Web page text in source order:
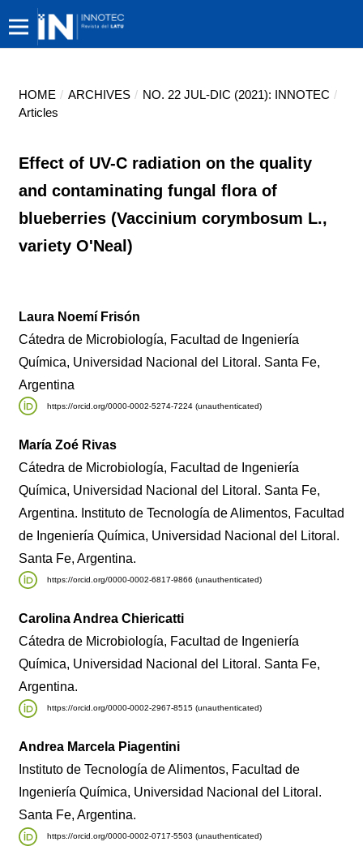
HOME / ARCHIVES / NO. 22 JUL-DIC (2021): INNOTEC /
Articles
Effect of UV-C radiation on the quality
and contaminating fungal flora of
blueberries (Vaccinium corymbosum L.,
variety O'Neal)
Laura Noemí Frisón
Cátedra de Microbiología, Facultad de Ingeniería
Química, Universidad Nacional del Litoral. Santa Fe,
Argentina
https://orcid.org/0000-0002-5274-7224 (unauthenticated)
María Zoé Rivas
Cátedra de Microbiología, Facultad de Ingeniería
Química, Universidad Nacional del Litoral. Santa Fe,
Argentina. Instituto de Tecnología de Alimentos, Facultad
de Ingeniería Química, Universidad Nacional del Litoral.
Santa Fe, Argentina.
https://orcid.org/0000-0002-6817-9866 (unauthenticated)
Carolina Andrea Chiericatti
Cátedra de Microbiología, Facultad de Ingeniería
Química, Universidad Nacional del Litoral. Santa Fe,
Argentina.
https://orcid.org/0000-0002-2967-8515 (unauthenticated)
Andrea Marcela Piagentini
Instituto de Tecnología de Alimentos, Facultad de
Ingeniería Química, Universidad Nacional del Litoral.
Santa Fe, Argentina.
https://orcid.org/0000-0002-0717-5503 (unauthenticated)